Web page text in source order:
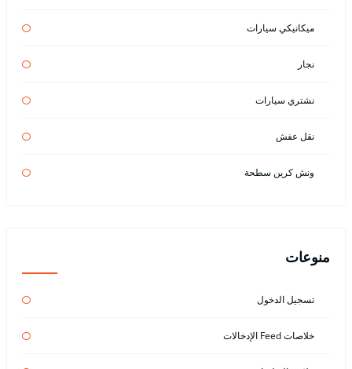
ميكانيكي سيارات
نجار
نشتري سيارات
نقل عفش
ونش كرين سطحة
منوعات
تسجيل الدخول
خلاصات Feed الإدخالات